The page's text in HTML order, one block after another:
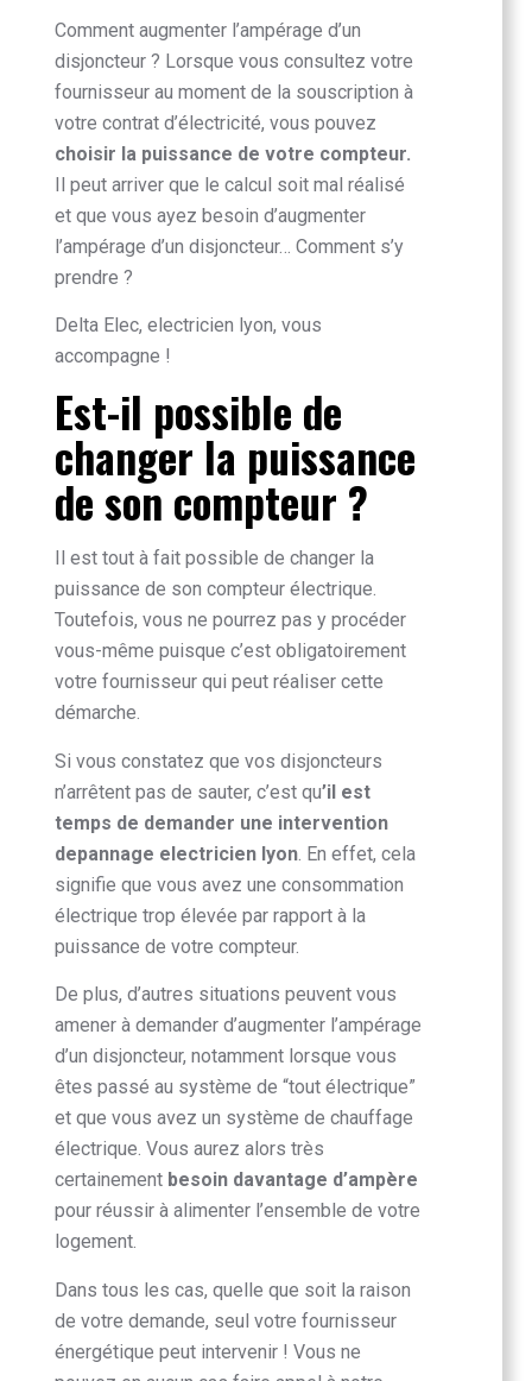
Comment augmenter l’ampérage d’un
disjoncteur ? Lorsque vous consultez votre
fournisseur au moment de la souscription à
votre contrat d’électricité, vous pouvez
choisir la puissance de votre compteur.
Il peut arriver que le calcul soit mal réalisé
et que vous ayez besoin d’augmenter
l’ampérage d’un disjoncteur… Comment s’y
prendre ?
Delta Elec, electricien lyon, vous
accompagne !
Est-il possible de
changer la puissance
de son compteur ?
Il est tout à fait possible de changer la
puissance de son compteur électrique.
Toutefois, vous ne pourrez pas y procéder
vous-même puisque c’est obligatoirement
votre fournisseur qui peut réaliser cette
démarche.
Si vous constatez que vos disjoncteurs
n’arrêtent pas de sauter, c’est qu’il est
temps de demander une intervention
depannage electricien lyon. En effet, cela
signifie que vous avez une consommation
électrique trop élevée par rapport à la
puissance de votre compteur.
De plus, d’autres situations peuvent vous
amener à demander d’augmenter l’ampérage
d’un disjoncteur, notamment lorsque vous
êtes passé au système de “tout électrique”
et que vous avez un système de chauffage
électrique. Vous aurez alors très
certainement besoin davantage d’ampère
pour réussir à alimenter l’ensemble de votre
logement.
Dans tous les cas, quelle que soit la raison
de votre demande, seul votre fournisseur
énergétique peut intervenir ! Vous ne